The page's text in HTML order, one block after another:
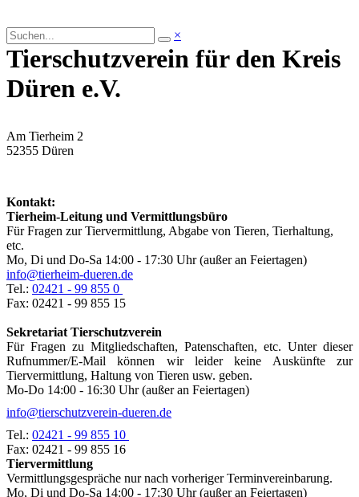
×
Tierschutzverein für den Kreis
Düren e.V.
Am Tierheim 2
52355 Düren
Kontakt:
Tierheim-Leitung und Vermittlungsbüro
Für Fragen zur Tiervermittlung, Abgabe von Tieren, Tierhaltung,
etc.
Mo, Di und Do-Sa 14:00 - 17:30 Uhr (außer an Feiertagen)
info@tierheim-dueren.de
Tel.: 02421 - 99 855 0
Fax: 02421 - 99 855 15
Sekretariat Tierschutzverein
Für Fragen zu Mitgliedschaften, Patenschaften, etc. Unter dieser
Rufnummer/E-Mail können wir leider keine Auskünfte zur
Tiervermittlung, Haltung von Tieren usw. geben.
Mo-Do 14:00 - 16:30 Uhr (außer an Feiertagen)
info@tierschutzverein-dueren.de
Tel.: 02421 - 99 855 10
Fax: 02421 - 99 855 16
Tiervermittlung
Vermittlungsgespräche nur nach vorheriger Terminvereinbarung.
Mo, Di und Do-Sa 14:00 - 17:30 Uhr (außer an Feiertagen)